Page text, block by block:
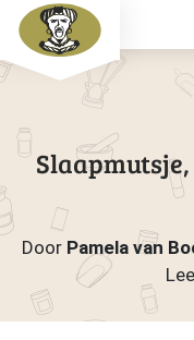
Door Pamela van